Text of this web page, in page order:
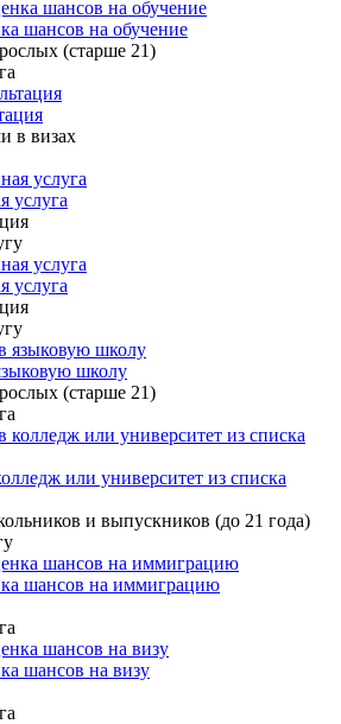
шансов на обучение
(старше 21)
в визах
услуга
услуга
школу
(старше 21)
или университет из списка
и выпускников (до 21 года)
шансов на иммиграцию
шансов на визу